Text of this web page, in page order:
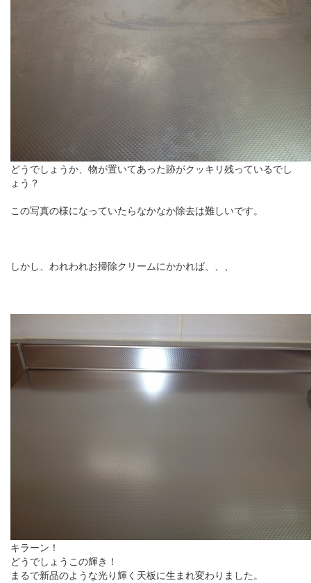
どうでしょうか、物が置いてあった跡がクッキリ残っているでし
ょう？
この写真の様になっていたらなかなか除去は難しいです。
しかし、われわれお掃除クリームにかかれば、、、
キラーン！
どうでしょうこの輝き！
まるで新品のような光り輝く天板に生まれ変わりました。